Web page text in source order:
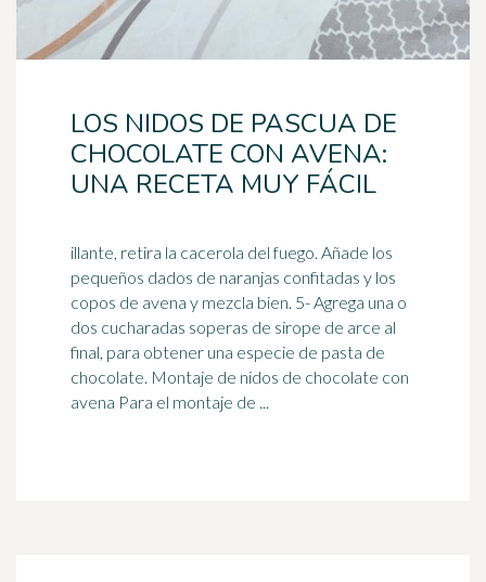
LOS NIDOS DE PASCUA DE
CHOCOLATE CON AVENA:
UNA RECETA MUY FÁCIL
illante, retira la cacerola del fuego. Añade los
pequeños dados de naranjas confitadas y los
copos de avena y mezcla bien. 5- Agrega una o
dos cucharadas soperas de sirope de arce al
final, para obtener una especie de pasta de
chocolate. Montaje de nidos de chocolate con
avena Para el montaje de ...